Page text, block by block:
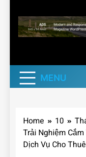
MENU
Home 10
Trải Nghiệm
Dịch Vụ Cho